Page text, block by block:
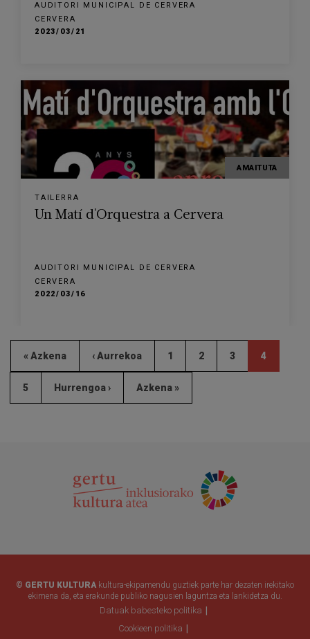
AUDITORI MUNICIPAL DE CERVERA
CERVERA
2023/03/21
AMAITUTA
TAILERRA
Un Matí d'Orquestra a Cervera
AUDITORI MUNICIPAL DE CERVERA
CERVERA
2022/03/16
« Azkena ‹ Aurrekoa 1 2 3 4
5 Hurrengoa › Azkena »
© GERTU KULTURA kultura-ekipamendu guztiek parte har dezaten irekitako
ekimena da, eta erakunde publiko nagusien laguntza eta lankidetza du.
Datuak babesteko politika
Cookieen politika